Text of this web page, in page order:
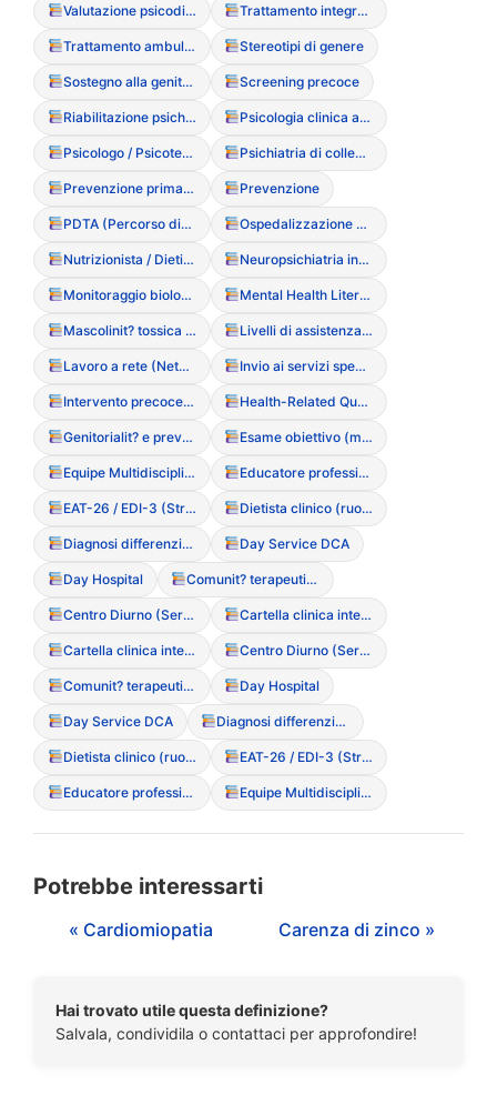
Valutazione psicodiagnostica Trattamento integrato DCA
Trattamento ambulatoriale intensivo Stereotipi di genere
Sostegno alla genitorialit? Screening precoce
Riabilitazione psichiatrica (TERP) Psicologia clinica applicata ai DCA
Psicologo / Psicoterapeuta Psichiatria di collegamento
Prevenzione primaria (interventi nelle scuole) Prevenzione
PDTA (Percorso diagnostico terapeutico assistenziale) Ospedalizzazione parziale
Nutrizionista / Dietista (Ruolo clinico) Neuropsichiatria infantile
Monitoraggio biologico Mental Health Literacy
Mascolinit? tossica e DCA maschili Livelli di assistenza (Ambulatoriale, CD, Residenziale, Ricovero)
Lavoro a rete (Network) Invio ai servizi specialistici
Intervento precoce (importanza della tempestivit?) Health-Related Quality of Life (HRQoL)
Genitorialit? e prevenzione DCA Esame obiettivo (monitoraggio fisico)
Equipe Multidisciplinare Educatore professionale sanitario
EAT-26 / EDI-3 (Strumenti di screening) Dietista clinico (ruolo nell’equipe)
Diagnosi differenziale Day Service DCA
Day Hospital Comunit? terapeutica residenziale
Centro Diurno (Servizio semiresidenziale) Cartella clinica integrata
Cartella clinica integrata Centro Diurno (Servizio semiresidenziale)
Comunit? terapeutica residenziale Day Hospital
Day Service DCA Diagnosi differenziale
Dietista clinico (ruolo nell’equipe) EAT-26 / EDI-3 (Strumenti di screening)
Educatore professionale sanitario Equipe Multidisciplinare
Potrebbe interessarti
« Cardiomiopatia Carenza di zinco »
Hai trovato utile questa definizione?
Salvala, condividila o contattaci per approfondire!